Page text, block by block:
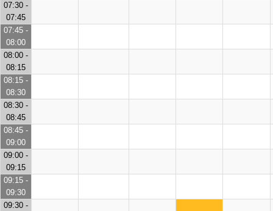
07:30 -
07:45
07:45 -
08:00
08:00 -
08:15
08:15 -
08:30
08:30 -
08:45
08:45 -
09:00
09:00 -
09:15
09:15 -
09:30
09:30 -